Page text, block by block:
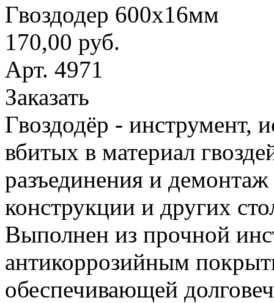
Гвоздодер 600х16мм
170,00 руб.
Арт. 4971
Заказать
Гвоздодёр - инструмент,
вбитых в материал
разъединения и
конструкции и других
Выполнен из прочной
антикоррозийным
обеспечивающей